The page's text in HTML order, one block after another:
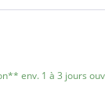
env. 1 à 3 jours